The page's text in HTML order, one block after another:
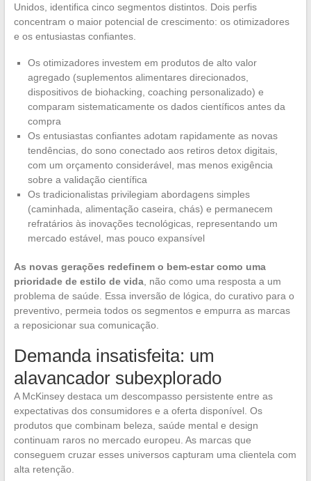
Unidos, identifica cinco segmentos distintos. Dois perfis
concentram o maior potencial de crescimento: os otimizadores
e os entusiastas confiantes.
Os otimizadores investem em produtos de alto valor
agregado (suplementos alimentares direcionados,
dispositivos de biohacking, coaching personalizado) e
comparam sistematicamente os dados científicos antes da
compra
Os entusiastas confiantes adotam rapidamente as novas
tendências, do sono conectado aos retiros detox digitais,
com um orçamento considerável, mas menos exigência
sobre a validação científica
Os tradicionalistas privilegiam abordagens simples
(caminhada, alimentação caseira, chás) e permanecem
refratários às inovações tecnológicas, representando um
mercado estável, mas pouco expansível
As novas gerações redefinem o bem-estar como uma
prioridade de estilo de vida, não como uma resposta a um
problema de saúde. Essa inversão de lógica, do curativo para o
preventivo, permeia todos os segmentos e empurra as marcas
a reposicionar sua comunicação.
Demanda insatisfeita: um
alavancador subexplorado
A McKinsey destaca um descompasso persistente entre as
expectativas dos consumidores e a oferta disponível. Os
produtos que combinam beleza, saúde mental e design
continuam raros no mercado europeu. As marcas que
conseguem cruzar esses universos capturam uma clientela com
alta retenção.